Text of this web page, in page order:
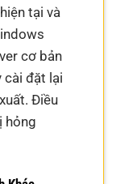
tại và
cơ bản
cài đặt lại
Điều
hỏng